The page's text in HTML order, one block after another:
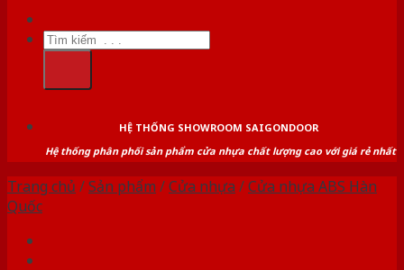
Tìm
kiếm:
HỆ THỐNG SHOWROOM SAIGONDOOR
Hệ thống phân phối sản phẩm cửa nhựa chất lượng cao với giá rẻ nhất
Trang chủ /Sản phẩm /Cửa nhựa /Cửa nhựa ABS Hàn
Quốc